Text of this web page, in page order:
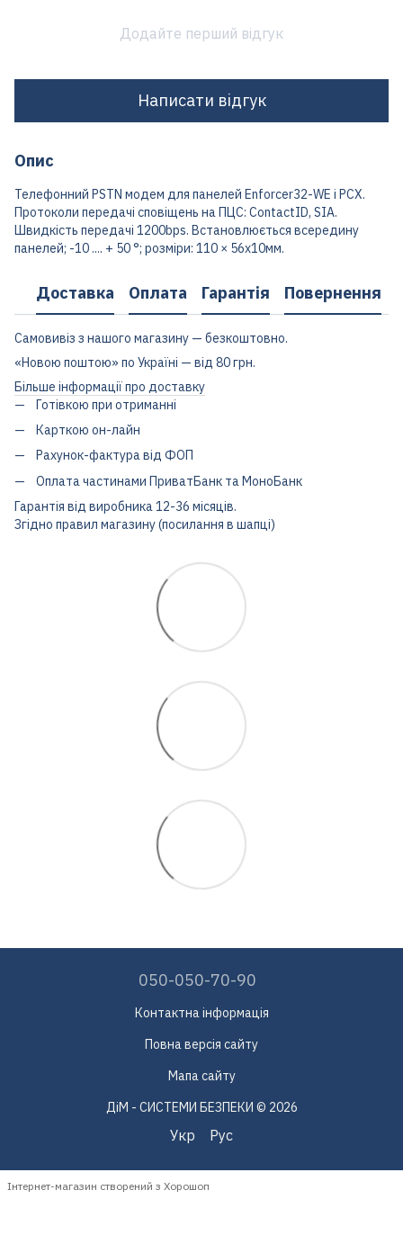
Додайте перший відгук
Написати відгук
Опис
Телефонний PSTN модем для панелей Enforcer32-WE і PCX.
Протоколи передачі сповіщень на ПЦС: ContactID, SIA.
Швидкість передачі 1200bps. Встановлюється всередину
панелей; -10 .... + 50 °; розміри: 110 × 56x10мм.
Доставка Оплата Гарантія Повернення
Самовивіз з нашого магазину — безкоштовно.
«Новою поштою» по Україні — від 80 грн.
Більше інформації про доставку
Готівкою при отриманні
Карткою он-лайн
Рахунок-фактура від ФОП
Оплата частинами ПриватБанк та МоноБанк
Гарантія від виробника 12-36 місяців.
Згідно правил магазину (посилання в шапці)
050-050-70-90
Контактна інформація
Повна версія сайту
Мапа сайту
ДіМ - СИСТЕМИ БЕЗПЕКИ © 2026
Укр Рус
Інтернет-магазин створений з Хорошоп